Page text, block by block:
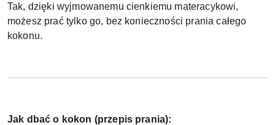
Tak, dzięki wyjmowanemu cienkiemu materacykowi,
możesz prać tylko go, bez konieczności prania całego
kokonu.
Jak dbać o kokon (przepis prania):